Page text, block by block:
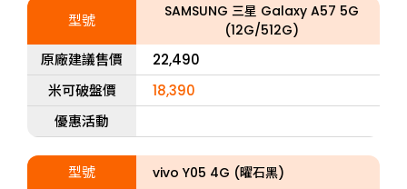
型號
SAMSUNG 三星 Galaxy A57 5G
(12G/512G)
原廠建議售價
22,490
米可破盤價
18,390
優惠活動
型號 vivo Y05 4G (曜石黑)